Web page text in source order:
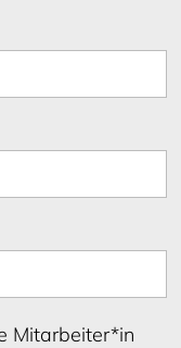
Mitarbeiter*in